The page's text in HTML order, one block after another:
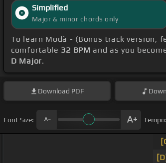
Simplified
Major & minor chords only
To learn Modà - (Bonus track version,
comfortable 32 BPM and as you
D Major.
Download PDF
Font Size: Tempo: